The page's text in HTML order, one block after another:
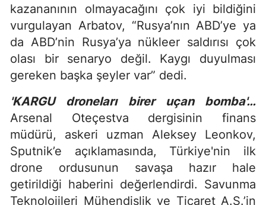
kazananının olmayacağını çok iyi bildiğini
vurgulayan Arbatov, “Rusya’nın ABD’ye ya
da ABD’nin Rusya’ya nükleer saldırısı çok
olası bir senaryo değil. Kaygı duyulması
gereken başka şeyler var” dedi.
'KARGU droneları birer uçan bomba'…
Arsenal Oteçestva dergisinin finans
müdürü, askeri uzman Aleksey Leonkov,
Sputnik’e açıklamasında, Türkiye'nin ilk
drone ordusunun savaşa hazır hale
getirildiği haberini değerlendirdi. Savunma
Teknolojileri Mühendislik ve Ticaret A.Ş.’in